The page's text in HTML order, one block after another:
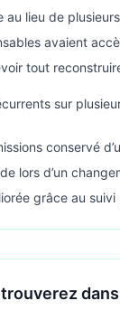
au lieu de
avaient
tout
sur
conservé
lors d’un
grâce au suivi